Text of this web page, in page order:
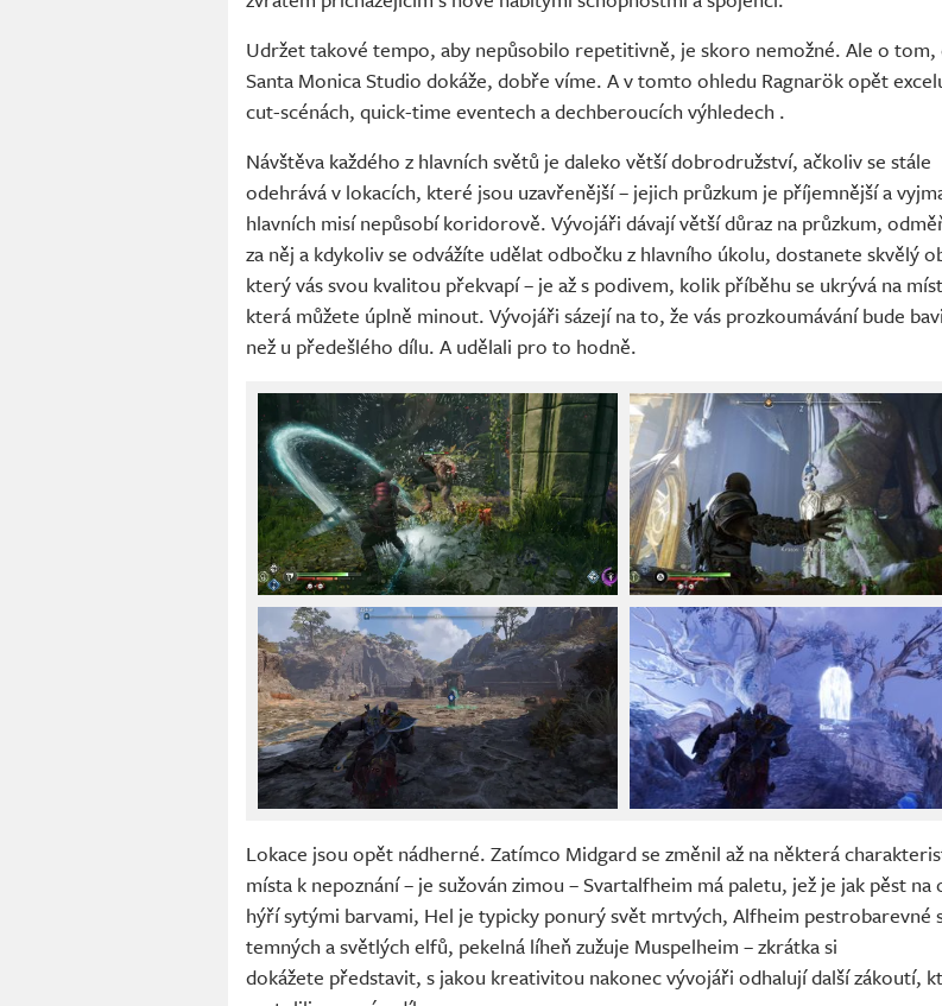
Udržet takové tempo, aby nepůsobilo repetitivně, je skoro nemožné. Ale o tom,
Santa Monica Studio dokáže, dobře víme. A v tomto ohledu Ragnarök opět
cut-scénách, quick-time eventech a dechberoucích výhledech .
Návštěva každého z hlavních světů je daleko větší dobrodružství, ačkoliv se stále
odehrává v lokacích, které jsou uzavřenější – jejich průzkum je příjemnější a
hlavních misí nepůsobí koridorově. Vývojáři dávají větší důraz na průzkum,
za něj a kdykoliv se odvážíte udělat odbočku z hlavního úkolu, dostanete skvělý
který vás svou kvalitou překvapí – je až s podivem, kolik příběhu se ukrývá na
která můžete úplně minout. Vývojáři sázejí na to, že vás prozkoumávání bude
než u předešlého dílu. A udělali pro to hodně.
Lokace jsou opět nádherné. Zatímco Midgard se změnil až na některá
místa k nepoznání – je sužován zimou – Svartalfheim má paletu, jež je jak pěst
hýří sytými barvami, Hel je typicky ponurý svět mrtvých, Alfheim pestrobarevné
temných a světlých elfů, pekelná líheň zužuje Muspelheim – zkrátka si
dokážete představit, s jakou kreativitou nakonec vývojáři odhalují další zákoutí,